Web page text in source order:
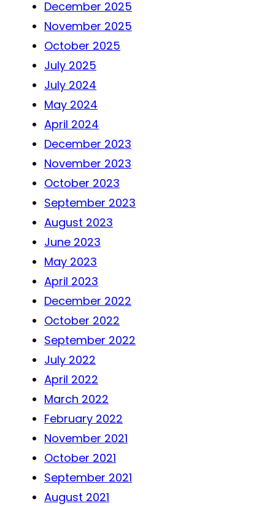
December 2025
November 2025
October 2025
July 2025
July 2024
May 2024
April 2024
December 2023
November 2023
October 2023
September 2023
August 2023
June 2023
May 2023
April 2023
December 2022
October 2022
September 2022
July 2022
April 2022
March 2022
February 2022
November 2021
October 2021
September 2021
August 2021